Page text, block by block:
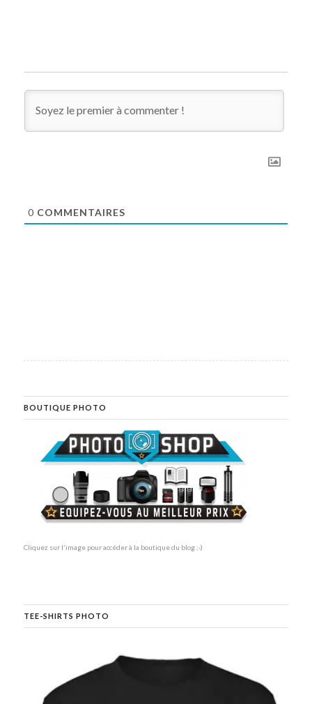
0 COMMENTAIRES
BOUTIQUE PHOTO
Cliquez sur l'image pour accéder à la boutique du blog ;-)
TEE-SHIRTS PHOTO